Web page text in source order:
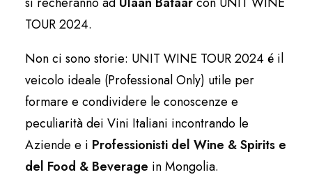
TOUR 2024.
Non ci sono storie: UNIT WINE TOUR 2024 é il
veicolo ideale (Professional Only) utile per
formare e condividere le conoscenze e
peculiarità dei Vini Italiani incontrando le
Aziende e i Professionisti del Wine & Spirits e
del Food & Beverage in Mongolia.